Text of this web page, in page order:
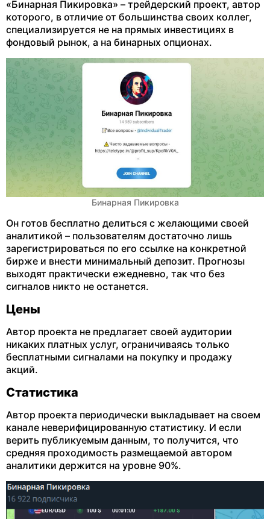
«Бинарная Пикировка» – трейдерский проект, автор
которого, в отличие от большинства своих коллег,
специализируется не на прямых инвестициях в
фондовый рынок, а на бинарных опционах.
Бинарная Пикировка
Он готов бесплатно делиться с желающими своей
аналитикой – пользователям достаточно лишь
зарегистрироваться по его ссылке на конкретной
бирже и внести минимальный депозит. Прогнозы
выходят практически ежедневно, так что без
сигналов никто не останется.
Цены
Автор проекта не предлагает своей аудитории
никаких платных услуг, ограничиваясь только
бесплатными сигналами на покупку и продажу
акций.
Статистика
Автор проекта периодически выкладывает на своем
канале неверифицированную статистику. И если
верить публикуемым данным, то получится, что
средняя проходимость размещаемой автором
аналитики держится на уровне 90%.